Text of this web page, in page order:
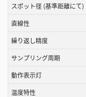
スポット径 (基準距離にて)
直線性
繰り返し精度
サンプリング周期
動作表示灯
温度特性